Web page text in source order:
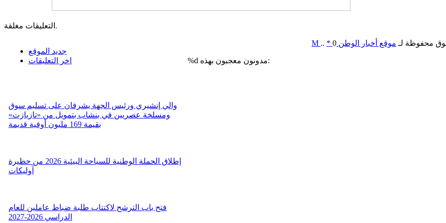
التعليقات مغلقة.
جديد الموقع
اخر التعليقات
والي إنشيري ورئيس الجهة يشرفان على تسليم سوق
ومسلخة عصريين في بنشاب بتمويل من «تازيازت»
بقيمة 169 مليون أوقية قديمة
إطلاق الحملة الوطنية للسياحة البيئية 2026 من حظيرة
آوليكات
فتح باب الترشح لاكتتاب طلبة ضباط عاملين للعام
الدراسي 2026-2027
M .. * محفوظة لـ موقع أخبار الوطن 0
%d مدونون معجبون بهذه: